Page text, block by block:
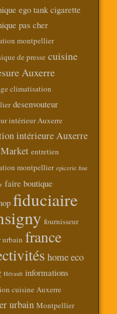
ego tank cigarette
pas cher
montpellier
de presse cuisine
Auxerre
climatisation
desenvouteur
intérieur Auxerre
intérieure Auxerre
entretien
montpellier epicerie fine
faire boutique
fiduciaire
fournisseur
france
home eco
Hérault informations
cuisine Auxerre
urbain Montpellier